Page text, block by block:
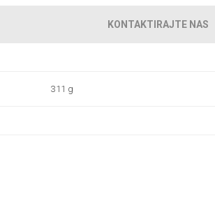
KONTAKTIRAJTE NAS
311 g